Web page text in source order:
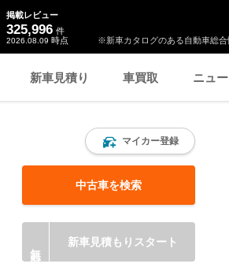
※新車カタログのある自動車総合
掲載レビュー
325,996 件
2026.08.09 時点
新車見積り 車買取 ニュ
マイカー登録
中古車を検索
新車見積もりスタート